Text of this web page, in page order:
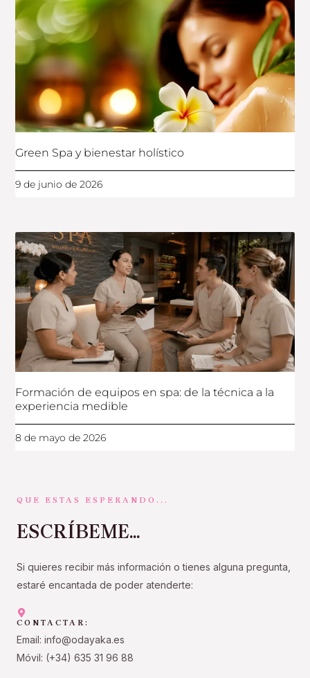
Green Spa y bienestar holístico
9 de junio de 2026
Formación de equipos en spa: de la técnica a la
experiencia medible
8 de mayo de 2026
QUE ESTAS ESPERANDO...
ESCRÍBEME...
Si quieres recibir más información o tienes alguna pregunta,
estaré encantada de poder atenderte:
CONTACTAR:
Email: info@odayaka.es
Móvil: (+34) 635 31 96 88